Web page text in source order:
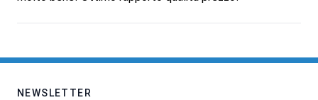
NEWSLETTER